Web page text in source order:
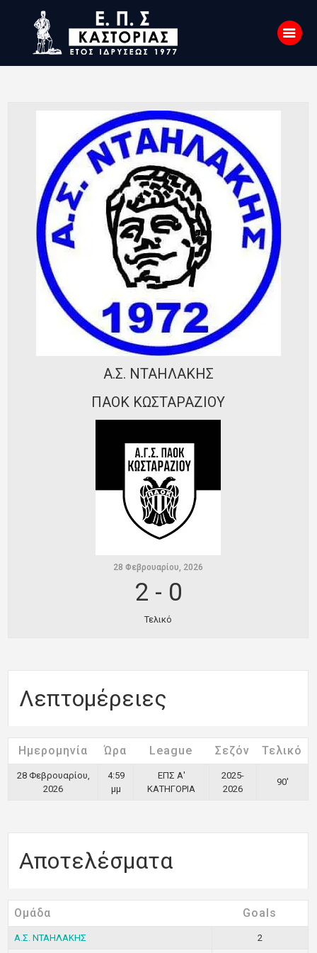
Σχετικά με εμάς
Επικοινωνία
Νέα
Η Ένωση
Πρωταθλήματα
Κύπελλο
Υποδομών
Ορισμοί Διαιτητών
Ποινές
Περισσότερα
Α.Σ. ΝΤΑΗΛΑΚΗΣ
ΠΑΟΚ ΚΩΣΤΑΡΑΖΙΟΥ
28 Φεβρουαρίου, 2026
2 - 0
Τελικό
Λεπτομέρειες
Ημερομηνία Ώρα League Σεζόν Τελικό
28 Φεβρουαρίου,
2026
4:59
μμ
ΕΠΣ Α'
ΚΑΤΗΓΟΡΙΑ
2025-
2026
90'
Αποτελέσματα
Ομάδα Goals
Α.Σ. ΝΤΑΗΛΑΚΗΣ 2